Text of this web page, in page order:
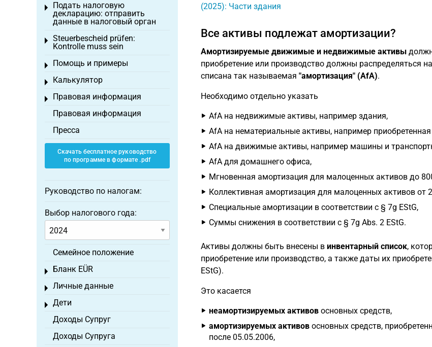
(2025): Части здания
Все активы подлежат амортизации?
Амортизируемые движимые и недвижимые активы
приобретение или производство должны распределяться
списана так называемая "амортизация" (AfA).
Необходимо отдельно указать
AfA на недвижимые активы, например здания,
AfA на нематериальные активы, например
AfA на движимые активы, например машины и
AfA для домашнего офиса,
Мгновенная амортизация для малоценных активов до
Коллективная амортизация для малоценных активов от
Специальные амортизации в соответствии с § 7g EStG,
Суммы снижения в соответствии с § 7g Abs. 2 EStG.
Активы должны быть внесены в инвентарный список,
приобретение или производство, а также даты их
EStG).
Это касается
неамортизируемых активовосновных средств,
амортизируемых активовосновных средств,
после 05.05.2006,
Подать налоговую
декларацию: отправить
данные в налоговый орган
Toggle menu
Steuerbescheid prüfen:
Kontrolle muss sein
Toggle menu
Помощь и примеры
Toggle menu
Калькулятор
Toggle menu
Правовая информация
Toggle menu
Правовая информация
Пресса
Скачать бесплатное руководство
по программе в формате .pdf
Руководство по налогам:
Выбор налогового года:
Семейное положение
Бланк EÜR
Toggle menu
Личные данные
Toggle menu
Дети
Toggle menu
Доходы Супруг
Доходы Супруга